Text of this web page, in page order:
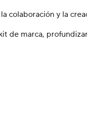
colaboración y la
de marca,